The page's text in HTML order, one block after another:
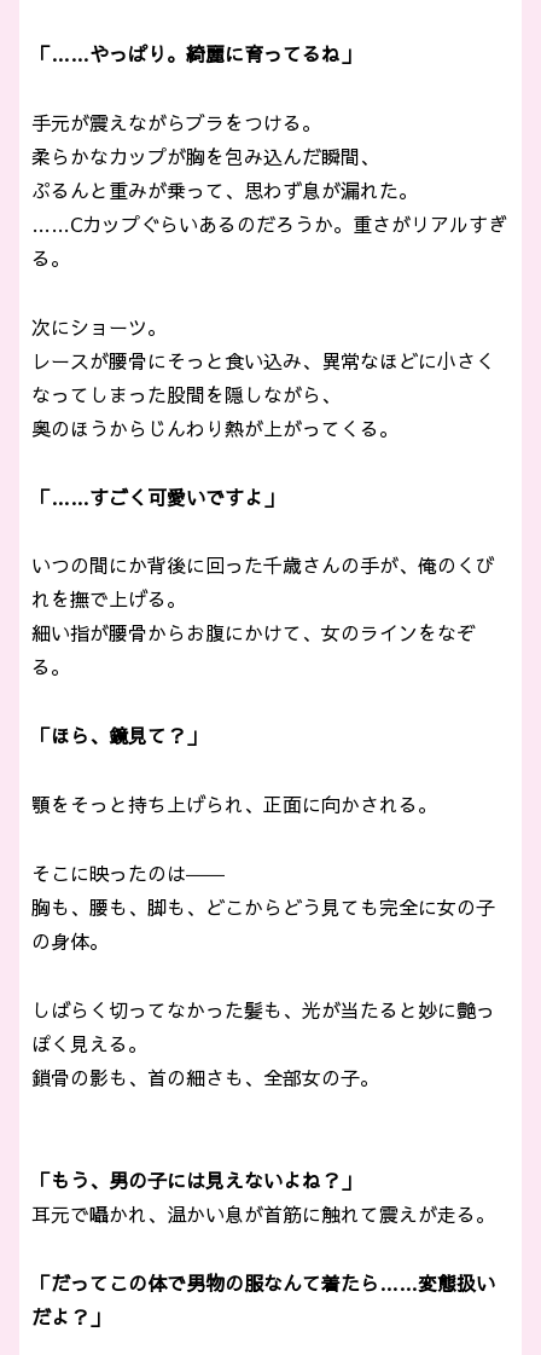
「……やっぱり。綺麗に育ってるね」
手元が震えながらブラをつける。
柔らかなカップが胸を包み込んだ瞬間、
ぷるんと重みが乗って、思わず息が漏れた。
……Cカップぐらいあるのだろうか。重さがリアルすぎ
る。
次にショーツ。
レースが腰骨にそっと食い込み、異常なほどに小さく
なってしまった股間を隠しながら、
奥のほうからじんわり熱が上がってくる。
「……すごく可愛いですよ」
いつの間にか背後に回った千歳さんの手が、俺のくび
れを撫で上げる。
細い指が腰骨からお腹にかけて、女のラインをなぞ
る。
「ほら、鏡見て？」
顎をそっと持ち上げられ、正面に向かされる。
そこに映ったのは――
胸も、腰も、脚も、どこからどう見ても完全に女の子
の身体。
しばらく切ってなかった髪も、光が当たると妙に艶っ
ぽく見える。
鎖骨の影も、首の細さも、全部女の子。
「もう、男の子には見えないよね？」
耳元で囁かれ、温かい息が首筋に触れて震えが走る。
「だってこの体で男物の服なんて着たら……変態扱い
だよ？」